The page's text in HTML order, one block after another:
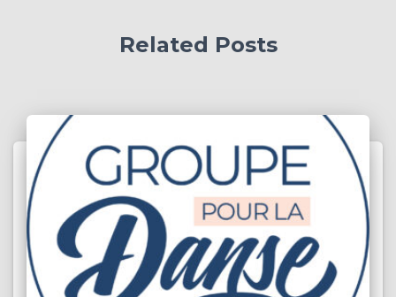
Related Posts